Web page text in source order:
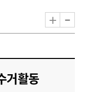
기
+ -
거활동